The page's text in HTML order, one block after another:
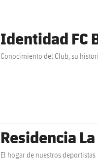
Identidad FC
Conocimiento del Club, su
Residencia
El hogar de nuestros deportistas